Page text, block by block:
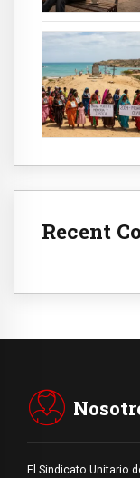
Recent
El Sindicato Unitario